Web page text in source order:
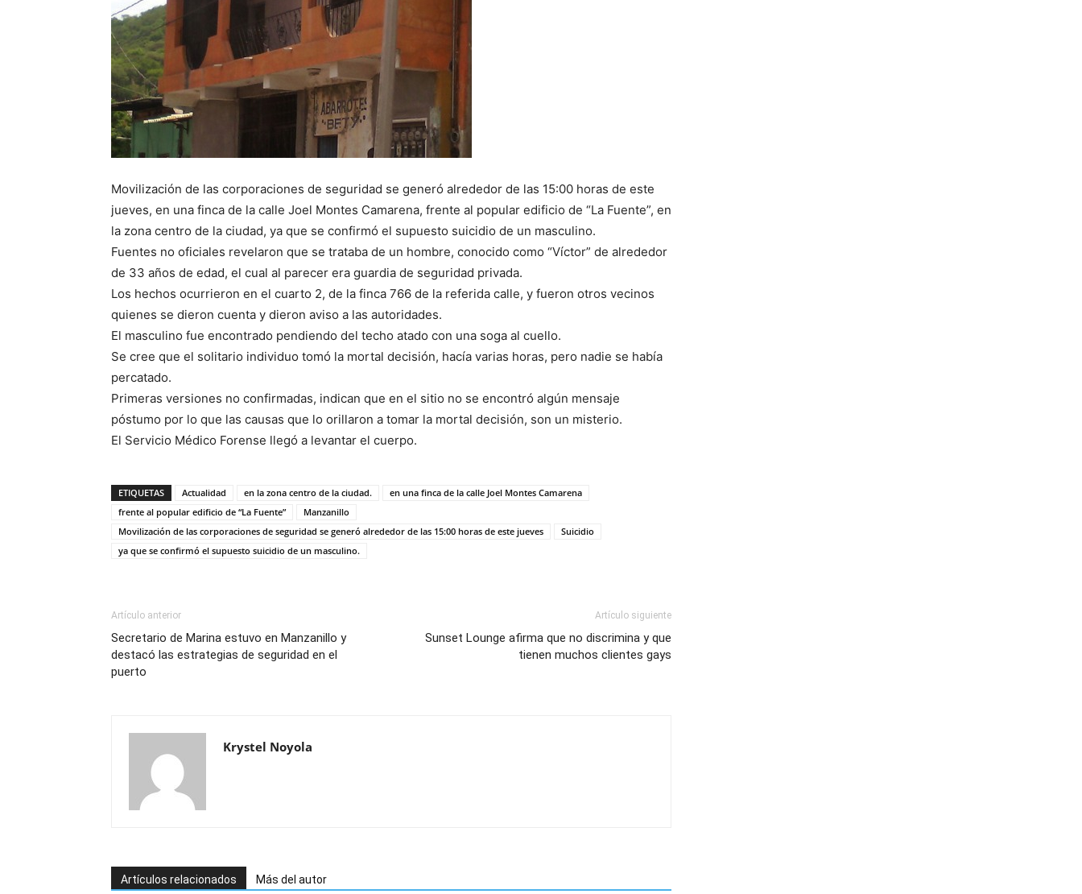
Movilización de las corporaciones de seguridad se generó alrededor de las 15:00 horas de este
jueves, en una finca de la calle Joel Montes Camarena, frente al popular edificio de “La Fuente”, en
la zona centro de la ciudad, ya que se confirmó el supuesto suicidio de un masculino.
Fuentes no oficiales revelaron que se trataba de un hombre, conocido como “Víctor” de alrededor
de 33 años de edad, el cual al parecer era guardia de seguridad privada.
Los hechos ocurrieron en el cuarto 2, de la finca 766 de la referida calle, y fueron otros vecinos
quienes se dieron cuenta y dieron aviso a las autoridades.
El masculino fue encontrado pendiendo del techo atado con una soga al cuello.
Se cree que el solitario individuo tomó la mortal decisión, hacía varias horas, pero nadie se había
percatado.
Primeras versiones no confirmadas, indican que en el sitio no se encontró algún mensaje
póstumo por lo que las causas que lo orillaron a tomar la mortal decisión, son un misterio.
El Servicio Médico Forense llegó a levantar el cuerpo.
ETIQUETAS Actualidad en la zona centro de la ciudad.
en una finca de la calle Joel Montes Camarena
frente al popular edificio de “La Fuente”
Manzanillo
Movilización de las corporaciones de seguridad se generó alrededor de las 15:00 horas de este jueves
Suicidio
ya que se confirmó el supuesto suicidio de un masculino.
Artículo anterior
Secretario de Marina estuvo en Manzanillo y
destacó las estrategias de seguridad en el
puerto
Artículo siguiente
Sunset Lounge afirma que no discrimina y que
tienen muchos clientes gays
Krystel Noyola
Artículos relacionados Más del autor